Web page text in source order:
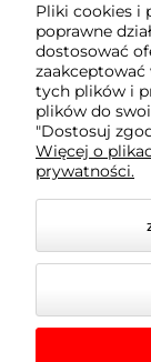
Płatności i
Informacje
O nas
Pliki cookies i
poprawne
dostosować
zaakceptować
tych plików i
plików do
"Dostosuj
Więcej o
prywatności.